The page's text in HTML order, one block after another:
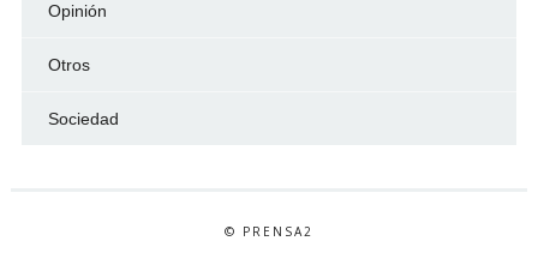
Opinión
Otros
Sociedad
© PRENSA2